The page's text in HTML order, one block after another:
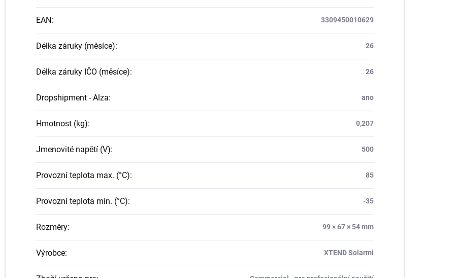
EAN: 3309450010629
Délka záruky (měsíce): 26
Délka záruky IČO (měsíce): 26
Dropshipment - Alza: ano
Hmotnost (kg): 0,207
Jmenovité napětí (V): 500
Provozní teplota max. (°C): 85
Provozní teplota min. (°C): -35
Rozměry: 99 × 67 × 54 mm
Výrobce: XTEND Solarmi